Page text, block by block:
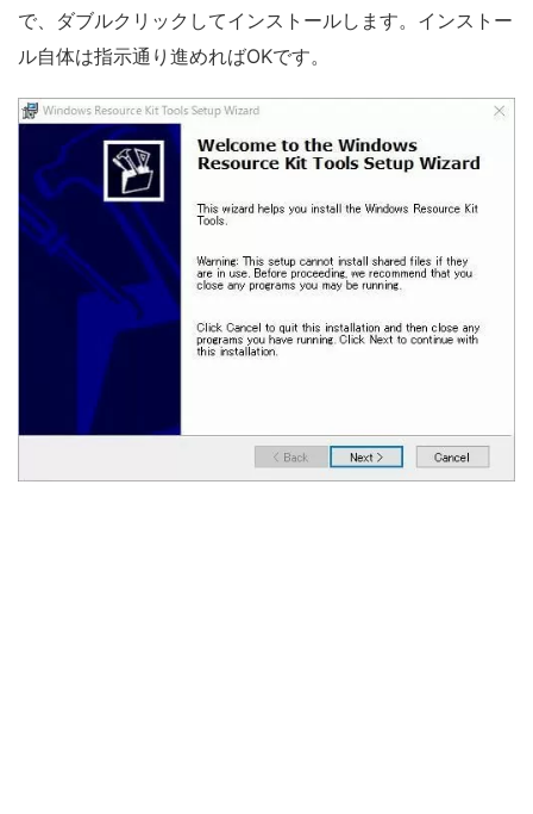
で、ダブルクリックしてインストールします。インストー
ル自体は指示通り進めればOKです。